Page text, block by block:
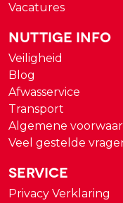
Vacatures
Nuttige Info
Veiligheid
Blog
Afwasservice
Transport
Algemene
Veel gestelde
Service
Privacy Verklaring